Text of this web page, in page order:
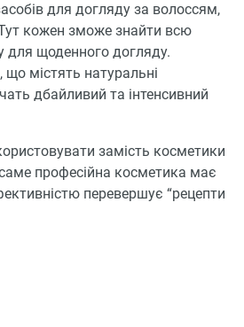
для догляду за волоссям,
кожен зможе знайти всю
для щоденного догляду.
що містять натуральні
дбайливий та інтенсивний
замість косметики
професійна косметика має
перевершує “рецепти